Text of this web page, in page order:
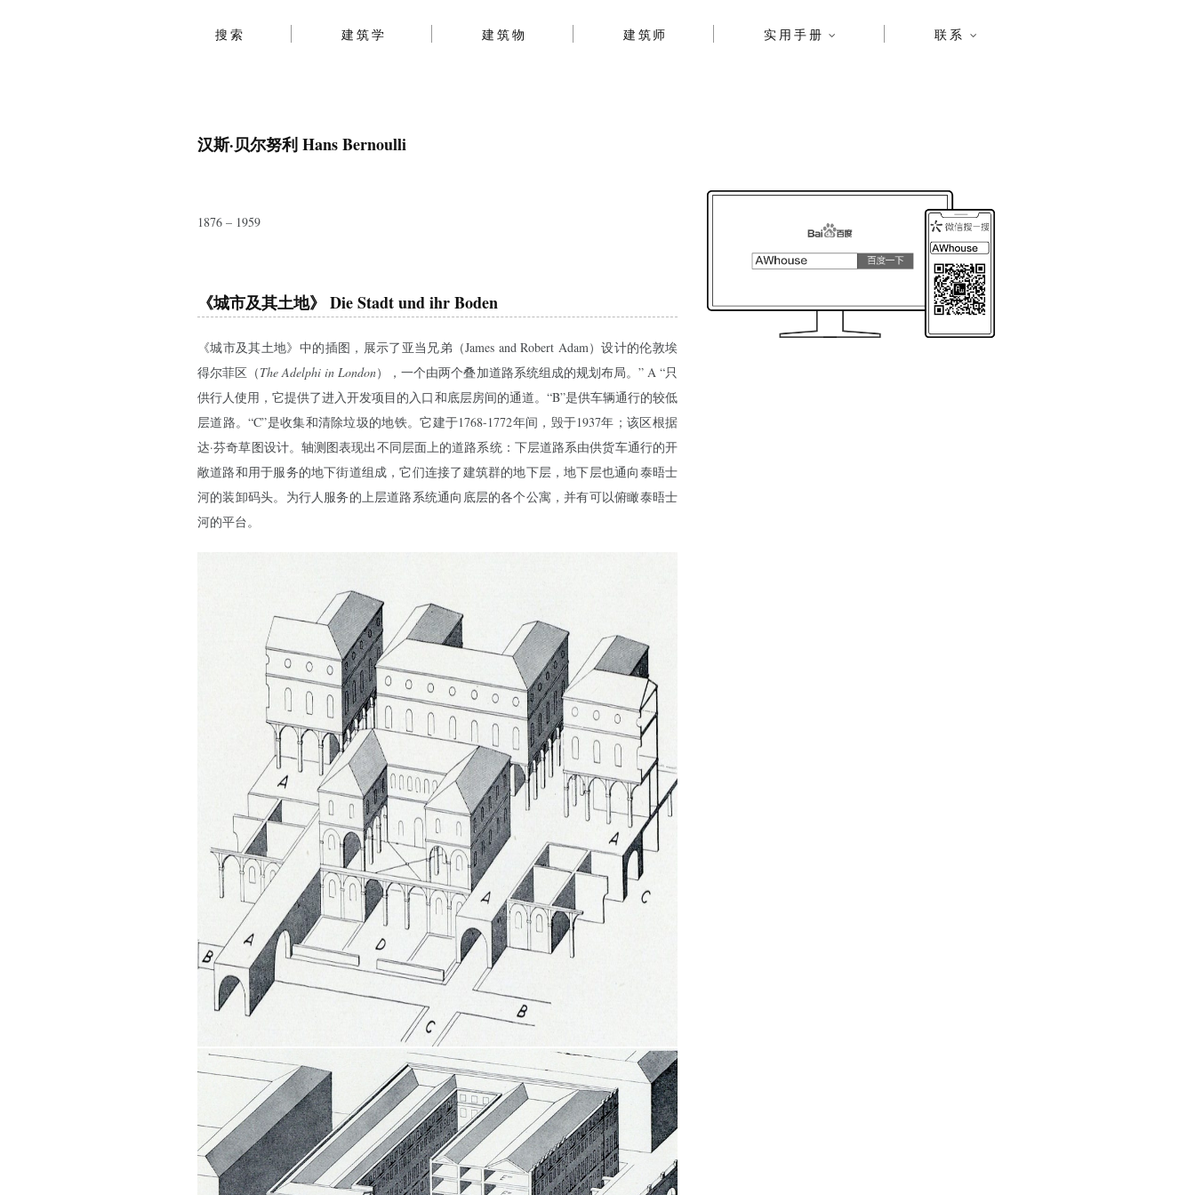
搜索 建筑学 建筑物 建筑师 实用手册 联系
汉斯·贝尔努利 Hans Bernoulli
1876 – 1959
《城市及其土地》 Die Stadt und ihr Boden
《城市及其土地》中的插图，展示了亚当兄弟（James and Robert Adam）设计的伦敦埃
得尔菲区（The Adelphi in London），一个由两个叠加道路系统组成的规划布局。” A “只
供行人使用，它提供了进入开发项目的入口和底层房间的通道。“B”是供车辆通行的较低
层道路。“C”是收集和清除垃圾的地铁。它建于1768-1772年间，毁于1937年；该区根据
达·芬奇草图设计。轴测图表现出不同层面上的道路系统：下层道路系由供货车通行的开
敞道路和用于服务的地下街道组成，它们连接了建筑群的地下层，地下层也通向泰晤士
河的装卸码头。为行人服务的上层道路系统通向底层的各个公寓，并有可以俯瞰泰晤士
河的平台。